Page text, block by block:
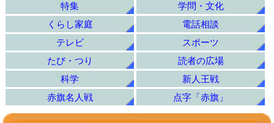
特集
学問・文化
くらし家庭
電話相談
テレビ
スポーツ
たび・つり
読者の広場
科学
新人王戦
赤旗名人戦
点字「赤旗」